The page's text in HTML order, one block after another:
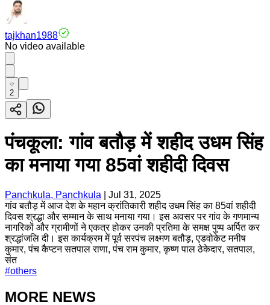
tajkhan1988
No video available
2
पंचकूला: गांव बतौड़ में शहीद उधम सिंह
का मनाया गया 85वां शहीदी दिवस
Panchkula, Panchkula
Jul 31, 2025
गांव बतौड़ में आज देश के महान क्रांतिकारी शहीद उधम सिंह का 85वां शहीदी
दिवस श्रद्धा और सम्मान के साथ मनाया गया। इस अवसर पर गांव के गणमान्य
नागरिकों और ग्रामीणों ने एकत्र होकर उनकी प्रतिमा के समक्ष पुष्प अर्पित कर
श्रद्धांजलि दी। इस कार्यक्रम में पूर्व सरपंच लक्ष्मण बतौड़, एडवोकेट मनीष
कुमार, पंच कैप्टन सतपाल राणा, पंच राम कुमार, कृष्ण पाल ठेकेदार, सतपाल,
संत
#others
MORE NEWS